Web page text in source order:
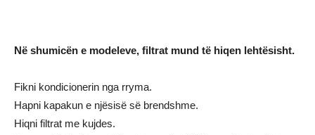
Në shumicën e modeleve, filtrat mund të hiqen lehtësisht.
Fikni kondicionerin nga rryma.
Hapni kapakun e njësisë së brendshme.
Hiqni filtrat me kujdes.